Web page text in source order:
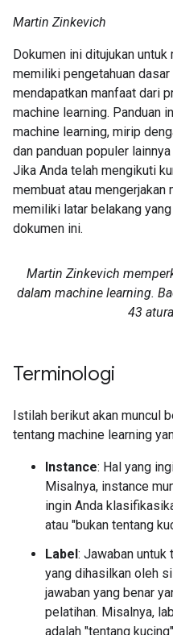
Martin Zinkevich
Dokumen ini ditujukan
memiliki pengetahuan
mendapatkan manfaat dari
machine learning. Panduan
machine learning, mirip
dan panduan populer
Jika Anda telah mengikuti
membuat atau mengerjakan
memiliki latar belakang
dokumen ini.
Martin Zinkevich
dalam machine learning.
43
Terminologi
Istilah berikut akan muncul
tentang machine learning
Instance: Hal yang
Misalnya, instance
ingin Anda
atau "bukan tentang
Label: Jawaban untuk
yang dihasilkan oleh
jawaban yang benar
pelatihan. Misalnya,
adalah "tentang